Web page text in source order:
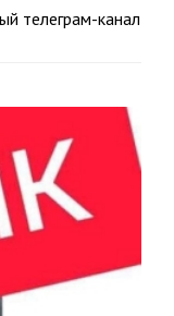
телеграм-канал